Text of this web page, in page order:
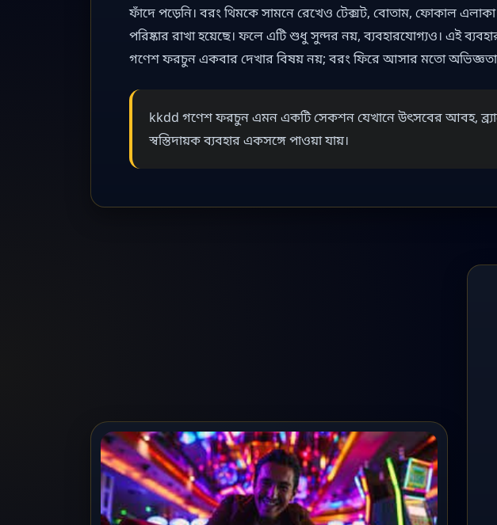
ফাঁদে পড়েনি। বরং থিমকে সামনে রেখেও টেক্সট, বোতাম, ফোকাল এলাকা
পরিষ্কার রাখা হয়েছে। ফলে এটি শুধু সুন্দর নয়, ব্যবহারযোগ্যও। এই
গণেশ ফরচুন একবার দেখার বিষয় নয়; বরং ফিরে আসার মতো অভিজ্ঞতা
kkdd গণেশ ফরচুন এমন একটি সেকশন যেখানে উৎসবের আবহ,
স্বস্তিদায়ক ব্যবহার একসঙ্গে পাওয়া যায়।